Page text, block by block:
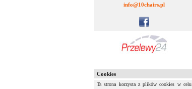
info@10chairs.pl
Cookies
Ta strona korzysta z plików cookies w celu